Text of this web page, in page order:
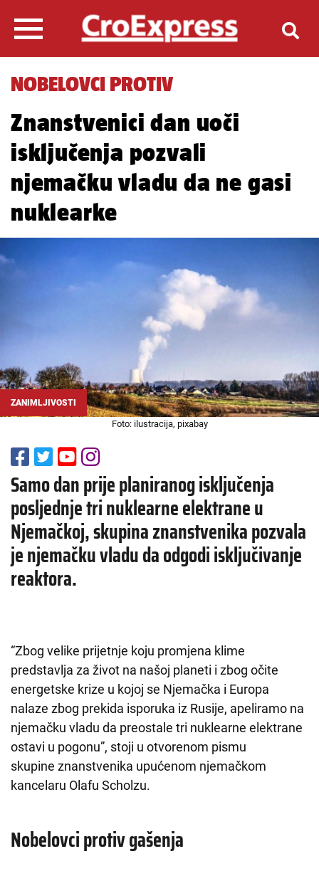
NOBELOVCI PROTIV
Znanstvenici dan uoči
isključenja pozvali
njemačku vladu da ne gasi
nuklearke
ZANIMLJIVOSTI
Foto: ilustracija, pixabay
Samo dan prije planiranog isključenja
posljednje tri nuklearne elektrane u
Njemačkoj, skupina znanstvenika pozvala
je njemačku vladu da odgodi isključivanje
reaktora.
“Zbog velike prijetnje koju promjena klime
predstavlja za život na našoj planeti i zbog očite
energetske krize u kojoj se Njemačka i Europa
nalaze zbog prekida isporuka iz Rusije, apeliramo na
njemačku vladu da preostale tri nuklearne elektrane
ostavi u pogonu”, stoji u otvorenom pismu
skupine znanstvenika upućenom njemačkom
kancelaru Olafu Scholzu.
Nobelovci protiv gašenja